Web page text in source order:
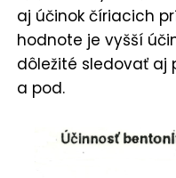
aj účinok číriacich
hodnote je vyšší
dôležité sledovať aj
a pod.